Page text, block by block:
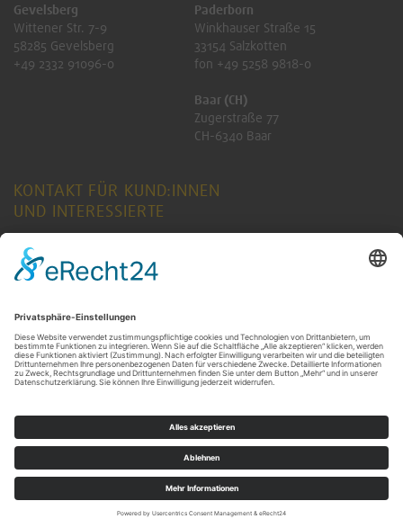
Gevelsberg
Wittener Str. 7-9
58285 Gevelsberg
+49 2332 91096-0
Paderborn
Winkhauser Straße 15
33154 Salzkotten
fon +49 5258 9818-0
Baar (CH)
Zugerstraße 77
CH-6340 Baar
KONTAKT FÜR KUND:INNEN
UND INTERESSIERTE
ANFRAGE SENDEN
KONTAKT FÜR RENTNER:INNEN
ANFRAGE SENDEN